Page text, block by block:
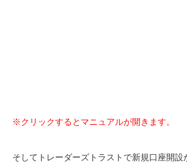
※クリックするとマニュアルが開きます。
そしてトレーダーズトラストで新規口座開設